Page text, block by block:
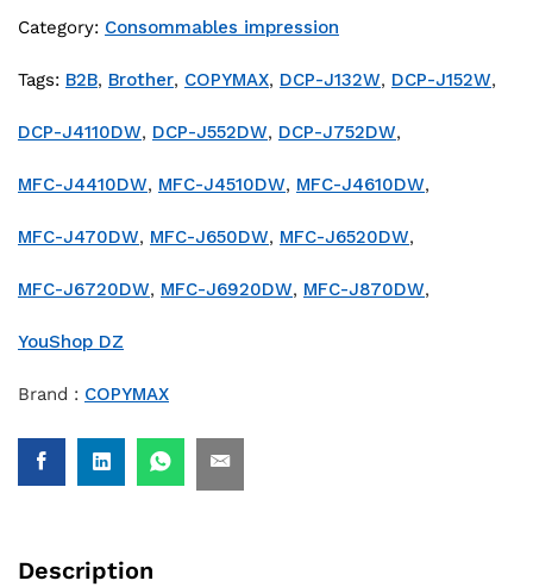
Category: Consommables impression
Tags: B2B, Brother, COPYMAX, DCP-J132W, DCP-J152W,
DCP-J4110DW, DCP-J552DW, DCP-J752DW,
MFC-J4410DW, MFC-J4510DW, MFC-J4610DW,
MFC-J470DW, MFC-J650DW, MFC-J6520DW,
MFC-J6720DW, MFC-J6920DW, MFC-J870DW,
YouShop DZ
Brand : COPYMAX
Description